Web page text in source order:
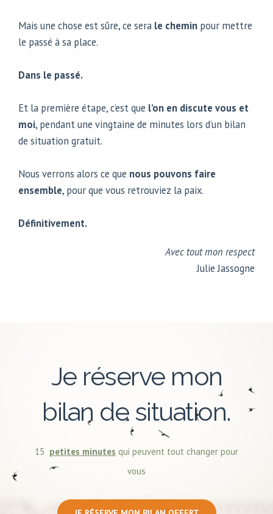
Mais une chose est sûre, ce sera le chemin pour mettre
le passé à sa place.
Dans le passé.
Et la première étape, c’est que l’on en discute vous et
moi, pendant une vingtaine de minutes lors d’un bilan
de situation gratuit.
Nous verrons alors ce que nous pouvons faire
ensemble, pour que vous retrouviez la paix.
Définitivement.
Avec tout mon respect
Julie Jassogne
Je réserve mon
bilan de situation.
15 petites minutes qui peuvent tout changer pour
vous